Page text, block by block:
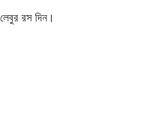
রস দিন।